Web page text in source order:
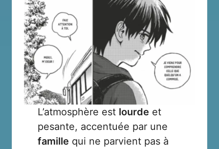
L’atmosphère est lourde et
pesante, accentuée par une
famille qui ne parvient pas à